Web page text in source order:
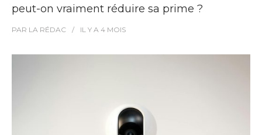
peut-on vraiment réduire sa prime ?
PAR LA RÉDAC IL Y A 4 MOIS